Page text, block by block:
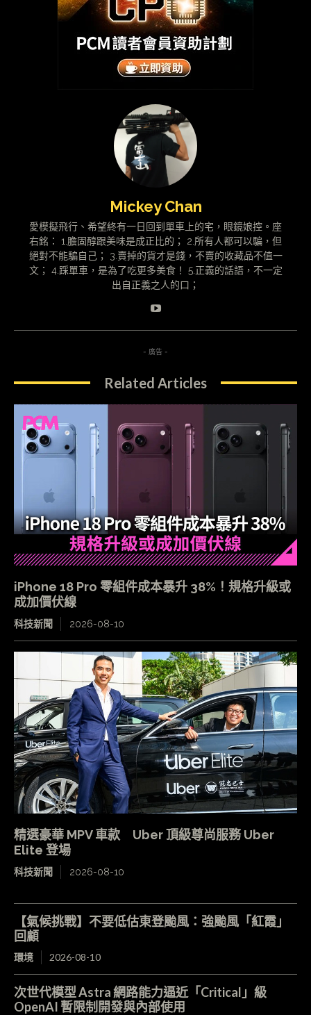
Mickey Chan
愛模擬飛行、希望終有一日回到單車上的宅，眼鏡娘控。座
右銘： 1.膽固醇跟美味是成正比的； 2.所有人都可以騙，但
絕對不能騙自己； 3.賣掉的貨才是錢，不賣的收藏品不值一
文； 4.踩單車，是為了吃更多美食！ 5.正義的話語，不一定
出自正義之人的口；
- 廣告 -
Related Articles
iPhone 18 Pro 零組件成本暴升 38%！規格升級或
成加價伏線
科技新聞 2026-08-10
精選豪華 MPV 車款 Uber 頂級尊尚服務 Uber
Elite 登場
科技新聞 2026-08-10
【氣候挑戰】不要低估東登颱風：強颱風「紅霞」
回顧
環境 2026-08-10
次世代模型 Astra 網路能力逼近「Critical」級
OpenAI 暫限制開發與內部使用